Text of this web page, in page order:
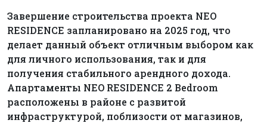
Завершение строительства проекта NEO
RESIDENCE запланировано на 2025 год, что
делает данный объект отличным выбором как
для личного использования, так и для
получения стабильного арендного дохода.
Апартаменты NEO RESIDENCE 2 Bedroom
расположены в районе с развитой
инфраструктурой, поблизости от магазинов,